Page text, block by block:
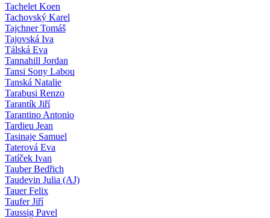
Tachelet Koen
Tachovský Karel
Tajchner Tomáš
Tajovská Iva
Tálská Eva
Tannahill Jordan
Tansi Sony Labou
Tanská Natalie
Tarabusi Renzo
Tarantík Jiří
Tarantino Antonio
Tardieu Jean
Tasinaje Samuel
Taterová Eva
Tatíček Ivan
Tauber Bedřich
Taudevin Julia (AJ)
Tauer Felix
Taufer Jiří
Taussig Pavel